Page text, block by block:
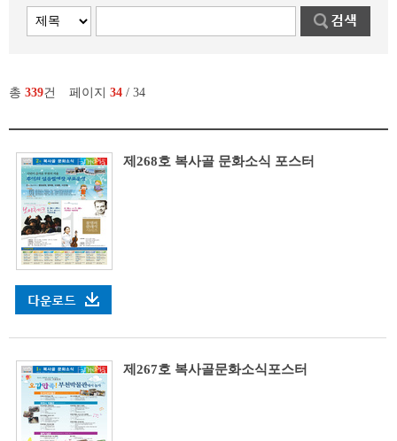
총 339건 페이지 34 / 34
제268호 복사골 문화소식 포스터
제267호 복사골문화소식포스터